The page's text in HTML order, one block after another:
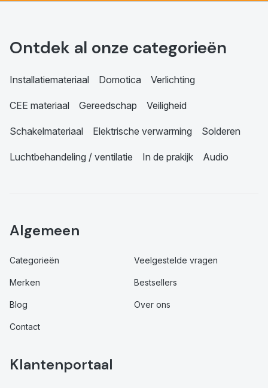
Ontdek al onze categorieën
Installatiemateriaal Domotica Verlichting
CEE materiaal Gereedschap Veiligheid
Schakelmateriaal Elektrische verwarming Solderen
Luchtbehandeling / ventilatie In de prakijk Audio
Algemeen
Categorieën Veelgestelde vragen
Merken Bestsellers
Blog Over ons
Contact
Klantenportaal